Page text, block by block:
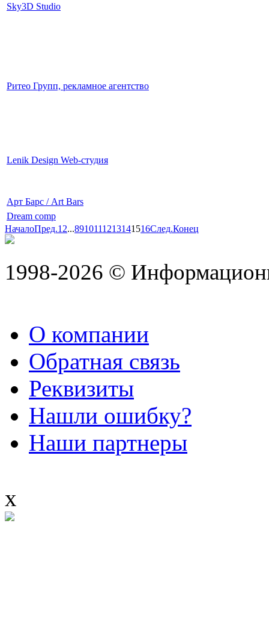
Sky3D Studio
Ритео Групп, рекламное агентство
Lenik Design Web-студия
Арт Барс / Art Bars
Dream comp
НачалоПред.1 2...8910111213141516След.Конец
1998-2026 ©
О компании
Обратная связь
Реквизиты
Нашли ошибку?
Наши партнеры
x